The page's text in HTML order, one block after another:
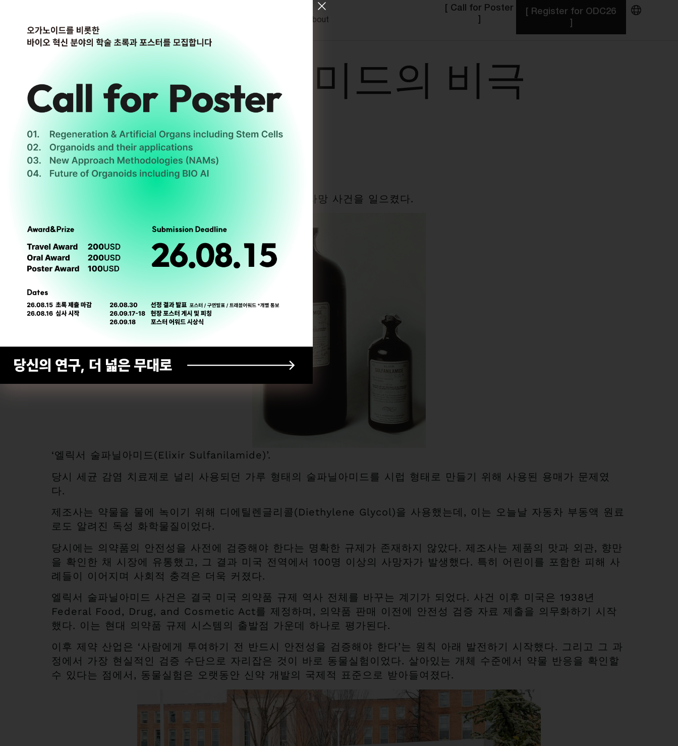
About
[ Call for Poster
[ Register for ODC26
술파닐아미드의 비극
1937년, 미국에서 판매되던 한 의약품이 대규모 중독 사망 사건을 일으켰다.
‘엘릭서 술파닐아미드(Elixir Sulfanilamide)’.
당시 세균 감염 치료제로 널리 사용되던 가루 형태의 술파닐아미드를 시럽 형태로 만들기 위해 사용된 용매가 문제였
다.
제조사는 약물을 물에 녹이기 위해 디에틸렌글리콜(Diethylene Glycol)을 사용했는데, 이는 오늘날 자동차 부동액 원료
로도 알려진 독성 화학물질이었다.
당시에는 의약품의 안전성을 사전에 검증해야 한다는 명확한 규제가 존재하지 않았다. 제조사는 제품의 맛과 외관, 향만
을 확인한 채 시장에 유통했고, 그 결과 미국 전역에서 100명 이상의 사망자가 발생했다. 특히 어린이를 포함한 피해 사
례들이 이어지며 사회적 충격은 더욱 커졌다.
엘릭서 술파닐아미드 사건은 결국 미국 의약품 규제 역사 전체를 바꾸는 계기가 되었다. 사건 이후 미국은 1938년
Federal Food, Drug, and Cosmetic Act를 제정하며, 의약품 판매 이전에 안전성 검증 자료 제출을 의무화하기 시작
했다. 이는 현대 의약품 규제 시스템의 출발점 가운데 하나로 평가된다.
이후 제약 산업은 ‘사람에게 투여하기 전 반드시 안전성을 검증해야 한다’는 원칙 아래 발전하기 시작했다. 그리고 그 과
정에서 가장 현실적인 검증 수단으로 자리잡은 것이 바로 동물실험이었다. 살아있는 개체 수준에서 약물 반응을 확인할
수 있다는 점에서, 동물실험은 오랫동안 신약 개발의 국제적 표준으로 받아들여졌다.